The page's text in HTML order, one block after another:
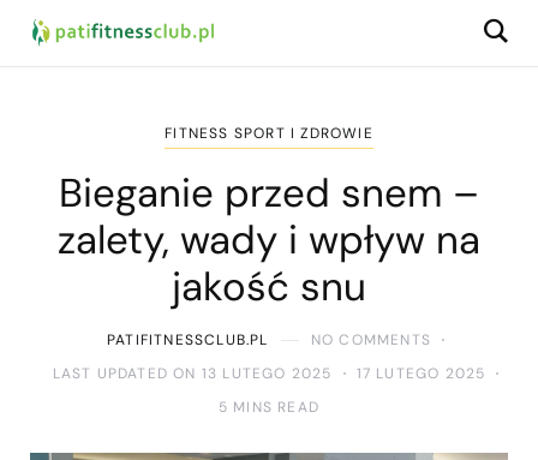
FITNESS SPORT I ZDROWIE
Bieganie przed snem –
zalety, wady i wpływ na
jakość snu
PATIFITNESSCLUB.PL
NO COMMENTS
LAST UPDATED ON 13 LUTEGO 2025
17 LUTEGO 2025
5 MINS READ